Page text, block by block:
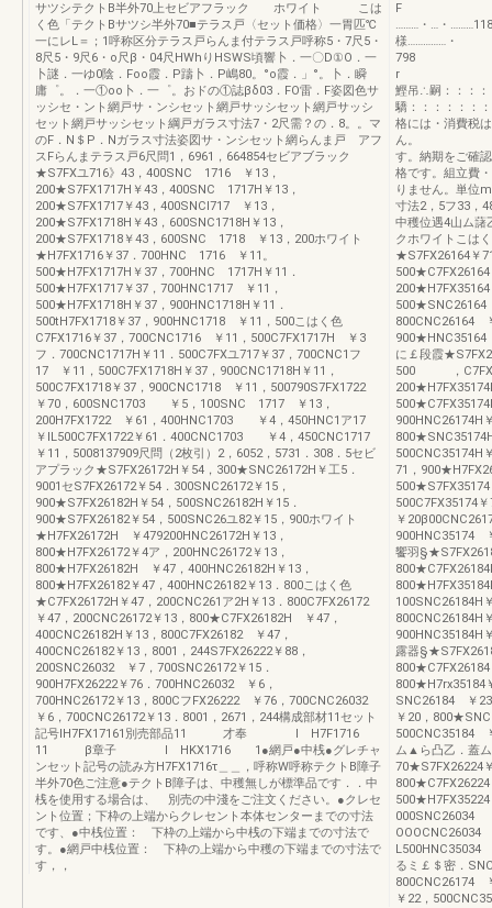
サツシテクトB半外70上セビアフラック ホワイト こは
く色「テクトBサツシ半外70■テラス戸〈セット価格〉一胃匹℃
一にレL＝；1呼称区分テラス戸らんま付テラス戸呼称5・7尺5・
8尺5・9尺6・o尺β・04尺HWhりHSWS頃響卜．一〇D①O．一
卜謎．一ゆ0陰．Foo霞．P躊卜．P嶋80。°o霞．」°。卜．瞬
庸゜。．一①oo卜．一゜。おドの①誌βδ03．FO雷．F姿図色サ
ッシセ・ント網戸サ・ンシセット網戸サッシセット網戸サッシ
セット網戸サッシセット綱戸ガラス寸法7・2尺需？の．8。。マ
のF．N＄P．Nガラス寸法姿図サ・ンシセット網らんま戸 アフ
スFらんまテラス戸6尺問1，6961，664854セビアブラック
★S7FXユ716》43，400SNC 1716 ￥13，
200★S7FX1717H￥43，400SNC 1717H￥13，
200★S7FX1717￥43，400SNCI717 ￥13，
200★S7FX1718H￥43，600SNC1718H￥13，
200★S7FX1718￥43，600SNC 1718 ￥13，200ホワイト
★H7FX1716￥37．700HNC 1716 ￥11。
500★H7FX1717H￥37，700HNC 1717H￥11．
500★H7FX1717￥37，700HNC1717 ￥11，
500★H7FX1718H￥37，900HNC1718H￥11．
500tH7FX1718￥37，900HNC1718 ￥11，500こはく色
C7FX1716￥37，700CNC1716 ￥11，500C7FX1717H ￥3
フ．700CNC1717H￥11．500C7FXユ717￥37，700CNC1フ
17 ￥11，500C7FX1718H￥37，900CNC1718H￥11，
500C7FX1718￥37，900CNC1718 ￥11，500790S7FX1722
￥70，600SNC1703 ￥5，100SNC 1717 ￥13，
200H7FX1722 ￥61，400HNC1703 ￥4，450HNC1ア17
￥IL500C7FX1722￥61．400CNC1703 ￥4，450CNC1717
￥11，5008137909尺問（2枚引）2，6052，5731．308．5セビ
アプラック★S7FX26172H￥54，300★SNC26172H￥工5．
9001セS7FX26172￥54．300SNC26172￥15，
900★S7FX26182H￥54，500SNC26182H￥15．
900★S7FX26182￥54，500SNC26ユ82￥15，900ホワイト
★H7FX26172H ￥479200HNC26172H￥13，
800★H7FX26172￥4ア，200HNC26172￥13，
800★H7FX26182H ￥47，400HNC26182H￥13，
800★H7FX26182￥47，400HNC26182￥13．800こはく色
★C7FX26172H￥47，200CNC261ア2H￥13．800C7FX26172
￥47，200CNC26172￥13，800★C7FX26182H ￥47，
400CNC26182H￥13，800C7FX26182 ￥47，
400CNC26182￥13，8001，244S7FX26222￥88，
200SNC26032 ￥7，700SNC26172￥15．
900H7FX26222￥76．700HNC26032 ￥6，
700HNC26172￥13，800CフFX26222 ￥76，700CNC26032
￥6，700CNC26172￥13．8001，2671，244構成部材11セット
記号lH7FX17161別売部品11 才奉 l H7F1716
11 β章子 I HKX1716 1●網戸●中桟●グレチャ
ンセット記号の読み方H7FX1716τ＿＿，呼称W呼称テクトB障子
半外70色ご注意●テクトB障子は、中穫無しが標準品です．．中
桟を使用する場合は、 別売の中淺をご注文ください。●クレセ
ント位置；下枠の上端からクレセント本体センターまでの寸法
です、●中桟位置： 下枠の上端から中桟の下端までの寸法で
す。●網戸中桟位置： 下枠の上端から中穫の下端までの寸法で
す，，
F
………・…・
様……………・
鰹吊∴嗣：：：
驕：：：：：
格には・消費税
ん。 ★
す。納期をご
格です。組立費
りません。単位
寸法2，5フ33，
中穫位遇4山ム藷
クホワイトこは
★S7FX26164￥
800CNC26164
に￡段霞
500 ，
900HNC26174H
500CNC35174H
71，
500C7FX35174
￥
900HNC35174
饗羽
100SNC26184H
800CNC26184H
900HNC35184H
露器
800★H7rx35184
SNC26184 ￥
￥20，
500CNC35184
ム▲ら凸乙．蓋
70★S7FX26224
るミ￡＄密．
800CNC26174
￥22，